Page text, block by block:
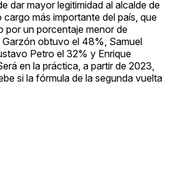
dar mayor legitimidad al alcalde de
más importante del país, que
por un porcentaje menor de
obtuvo el 48%, Samuel
Petro el 32% y Enrique
en la práctica, a partir de 2023,
si la fórmula de la segunda vuelta